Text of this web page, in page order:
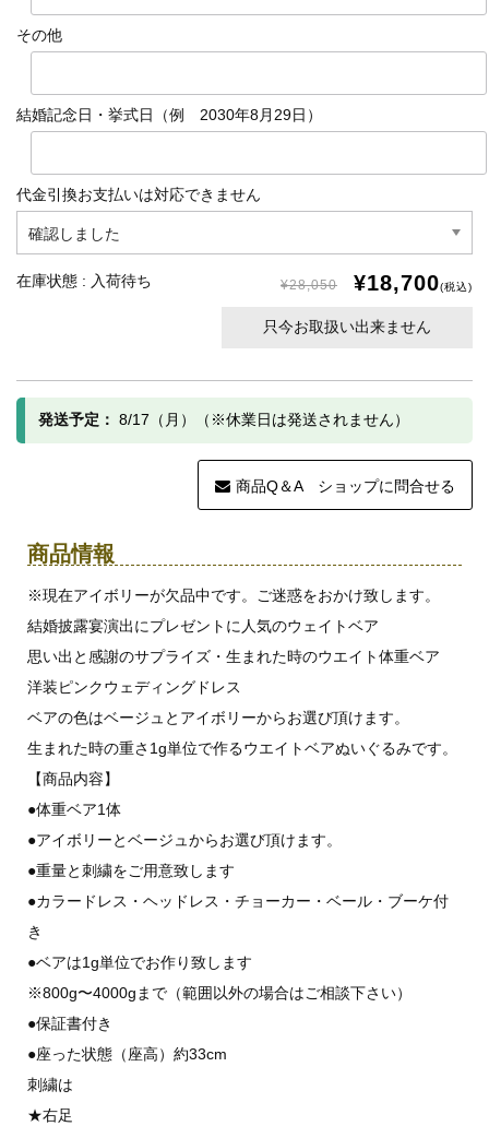
その他
結婚記念日・挙式日（例 2030年8月29日）
代金引換お支払いは対応できません
在庫状態 : 入荷待ち ¥28,050 ¥18,700(税込)
只今お取扱い出来ません
発送予定： 8/17（月）（※休業日は発送されません）
商品Q＆A ショップに問合せる
商品情報
※現在アイボリーが欠品中です。ご迷惑をおかけ致します。
結婚披露宴演出にプレゼントに人気のウェイトベア
思い出と感謝のサプライズ・生まれた時のウエイト体重ベア
洋装ピンクウェディングドレス
ベアの色はベージュとアイボリーからお選び頂けます。
生まれた時の重さ1g単位で作るウエイトベアぬいぐるみです。
【商品内容】
●体重ベア1体
●アイボリーとベージュからお選び頂けます。
●重量と刺繍をご用意致します
●カラードレス・ヘッドレス・チョーカー・ベール・ブーケ付
き
●ベアは1g単位でお作り致します
※800g〜4000gまで（範囲以外の場合はご相談下さい）
●保証書付き
●座った状態（座高）約33cm
刺繍は
★右足